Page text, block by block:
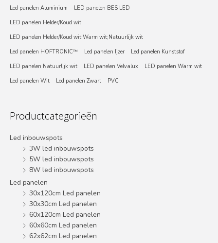
Led panelen Aluminium
LED panelen BES LED
LED panelen Helder/Koud wit
LED panelen Helder/Koud wit;Warm wit;Natuurlijk wit
Led panelen HOFTRONIC™
Led panelen Ijzer
Led panelen Kunststof
LED panelen Natuurlijk wit
LED panelen Velvalux
LED panelen Warm wit
Led panelen Wit
Led panelen Zwart PVC
Productcategorieën
Led inbouwspots
3W led inbouwspots
5W led inbouwspots
8W led inbouwspots
Led panelen
30x120cm Led panelen
30x30cm Led panelen
60x120cm Led panelen
60x60cm Led panelen
62x62cm Led panelen